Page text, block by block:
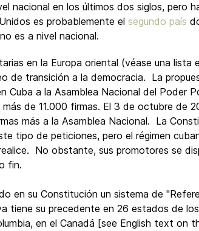
nacional en los últimos dos siglos, pero
es probablemente el segundo país
es a nivel nacional.
en la Europa oriental (véase una lista
de transición a la democracia. La
Cuba a la Asamblea Nacional del Poder
de 11.000 firmas. El 3 de octubre de
más a la Asamblea Nacional. La
tipo de peticiones, pero el régimen
No obstante, sus promotores se
fin.
en su Constitución un sistema de
tiene su precedente en 26 estados de
en el Canadá [see English text on